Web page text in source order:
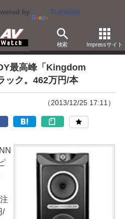
by Translate
検索 Impressサイト
最高峰「Kingdom
ック。462万円/本
（2013/12/25 17:11）
/